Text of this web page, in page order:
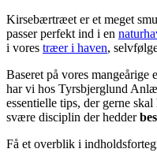
Kirsebærtræet er et meget
passer perfekt ind i en
i vores træer i haven,
Baseret på vores mangeårige
har vi hos Tyrsbjerglund
essentielle tips, der gerne
svære disciplin der hedder
Få et overblik i